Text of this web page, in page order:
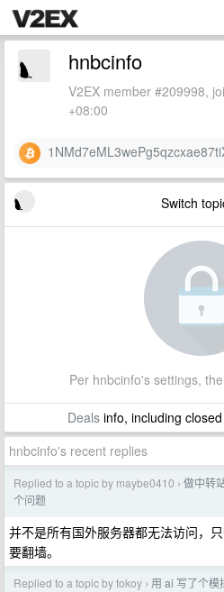
hnbcinfo
V2EX member #209998,
+08:00
Switch
Per hnbcinfo's settings,
Dealsinfo, including
hnbcinfo's recent replies
Replied to a topic by maybe0410 › 做中转
个问题
并不是所有国外服务器都无法访问，
要翻墙。
Replied to a topic by tokoy › 用 ai 写了个